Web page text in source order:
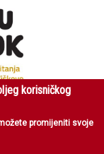
korisničkog
promijeniti svoje